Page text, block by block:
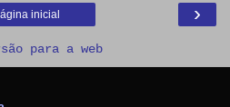
›
inicial
para a web